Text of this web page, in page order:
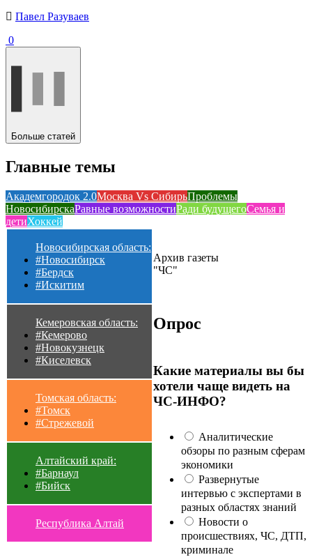
Павел Разуваев
0
Больше статей
Главные темы
Академгородок 2.0Москва Vs СибирьПроблемы
НовосибирскаРавные возможностиРади будущегоСемья и
детиХоккей
Новосибирская область:
#Новосибирск
#Бердск
#Искитим
Кемеровская область:
#Кемерово
#Новокузнецк
#Киселевск
Томская область:
#Томск
#Стрежевой
Алтайский край:
#Барнаул
#Бийск
Республика Алтай
Архив газеты
"ЧС"
Опрос
Какие материалы вы бы
хотели чаще видеть на
ЧС-ИНФО?
Аналитические
обзоры по разным сферам
экономики
Развернутые
интервью с экспертами в
разных областях знаний
Новости о
происшествиях, ЧС, ДТП,
криминале